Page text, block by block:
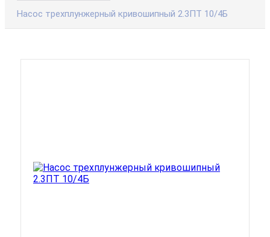
Насос трехплунжерный кривошипный 2.3ПТ 10/4Б